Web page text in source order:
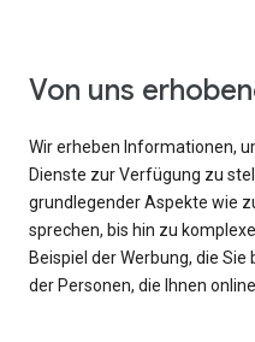
Von uns
Wir erheben Informationen,
Dienste zur Verfügung zu
grundlegender Aspekte wie
sprechen, bis hin zu
Beispiel der Werbung, die
der Personen, die Ihnen